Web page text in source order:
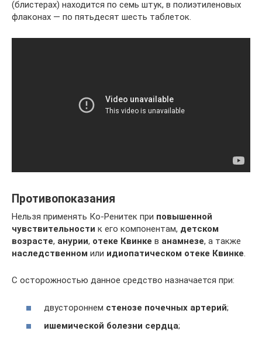
(блистерах) находится по семь штук, в полиэтиленовых
флаконах — по пятьдесят шесть таблеток.
Противопоказания
Нельзя применять Ко-Ренитек при повышенной
чувствительности к его компонентам, детском
возрасте, анурии, отеке Квинке в анамнезе, а также
наследственном или идиопатическом отеке Квинке.
С осторожностью данное средство назначается при:
двустороннем стенозе почечных артерий;
ишемической болезни сердца;